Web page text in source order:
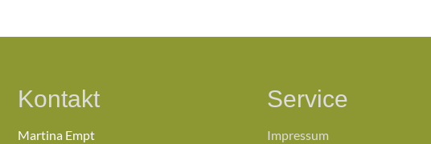
Kontakt
Martina Empt
Service
Impressum